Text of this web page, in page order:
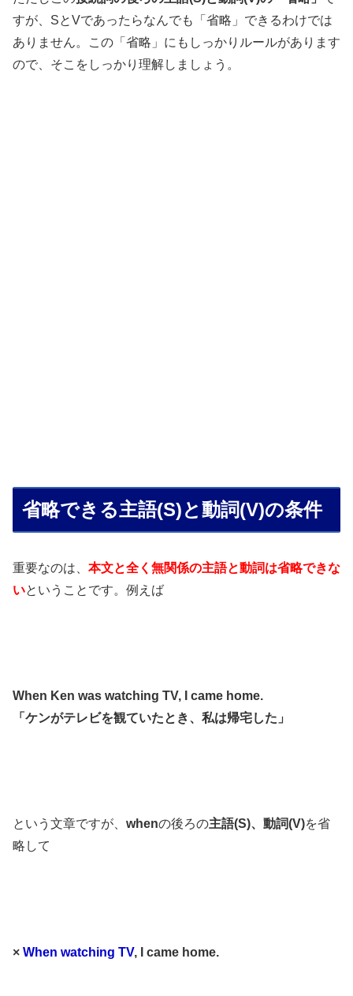
すが、SとVであったらなんでも「省略」できるわけでは
ありません。この「省略」にもしっかりルールがあります
ので、そこをしっかり理解しましょう。
省略できる主語(S)と動詞(V)の条件
重要なのは、 本文と全く無関係の主語と動詞は省略できな
いということです。例えば
When Ken was watching TV, I came home.
「ケンがテレビを観ていたとき、私は帰宅した」
という文章ですが、 whenの後ろの主語(S)、動詞(V)を省
略して
× When watching TV, I came home.